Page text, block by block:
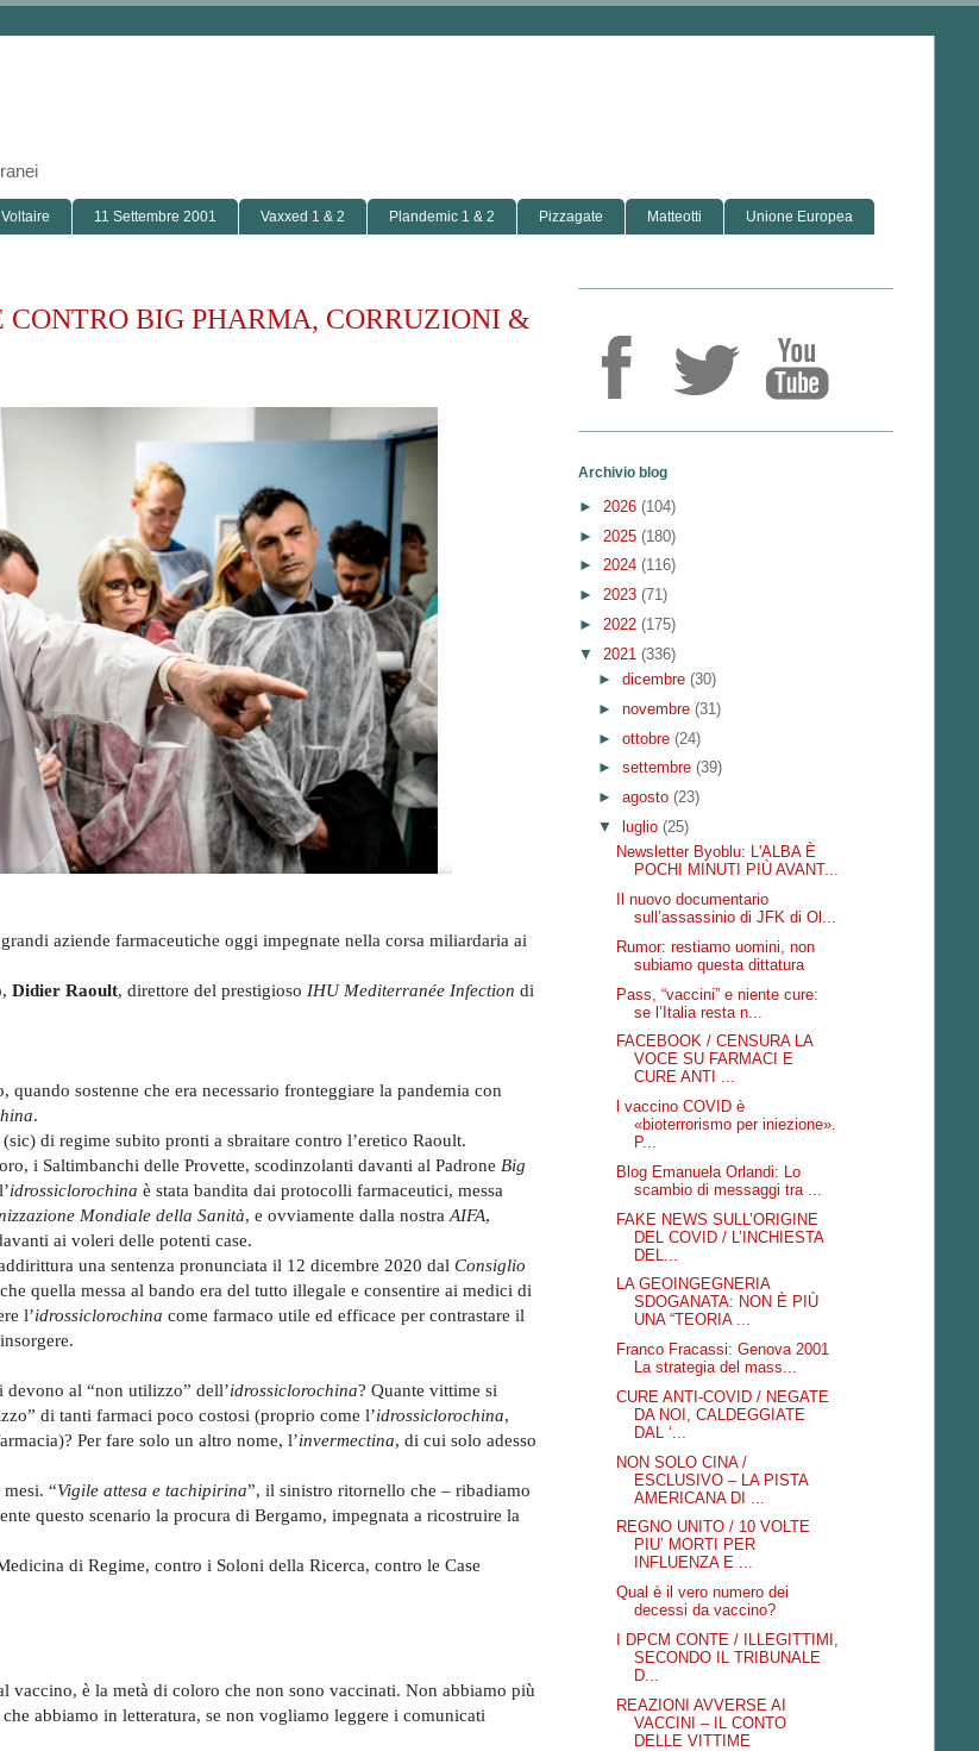
11 Settembre 2001 Vaxxed 1 & 2 Plandemic 1 & 2 Pizzagate Matteotti Unione Europea
CONTRO BIG PHARMA, CORRUZIONI &
aziende farmaceutiche oggi impegnate nella corsa miliardaria ai
Didier Raoult, direttore del prestigioso IHU Mediterranée Infection di
sostenne che era necessario fronteggiare la pandemia con
.
di regime subito pronti a sbraitare contro l’eretico Raoult.
i Saltimbanchi delle Provette, scodinzolanti davanti al Padrone Big
idrossiclorochina è stata bandita dai protocolli farmaceutici, messa
Mondiale della Sanità, e ovviamente dalla nostra AIFA,
ai voleri delle potenti case.
una sentenza pronunciata il 12 dicembre 2020 dal Consiglio
quella messa al bando era del tutto illegale e consentire ai medici di
l’idrossiclorochina come farmaco utile ed efficace per contrastare il
devono al “non utilizzo” dell’idrossiclorochina? Quante vittime si
di tanti farmaci poco costosi (proprio come l’idrossiclorochina,
Per fare solo un altro nome, l’invermectina, di cui solo adesso
“Vigile attesa e tachipirina”, il sinistro ritornello che – ribadiamo
questo scenario la procura di Bergamo, impegnata a ricostruire la
di Regime, contro i Soloni della Ricerca, contro le Case
vaccino, è la metà di coloro che non sono vaccinati. Non abbiamo più
abbiamo in letteratura, se non vogliamo leggere i comunicati
Archivio blog
► 2026 (104)
► 2025 (180)
► 2024 (116)
► 2023 (71)
► 2022 (175)
▼ 2021 (336)
► dicembre (30)
► novembre (31)
► ottobre (24)
► settembre (39)
► agosto (23)
▼
luglio (25)
Newsletter Byoblu: L'ALBA È
POCHI MINUTI PIÙ AVANT...
Il nuovo documentario
sull’assassinio di JFK di Ol...
Rumor: restiamo uomini, non
subiamo questa dittatura
Pass, “vaccini” e niente cure:
se l’Italia resta n...
FACEBOOK / CENSURA LA
VOCE SU FARMACI E
CURE ANTI ...
l vaccino COVID è
«bioterrorismo per iniezione».
P...
Blog Emanuela Orlandi: Lo
scambio di messaggi tra ...
FAKE NEWS SULL’ORIGINE
DEL COVID / L’INCHIESTA
DEL...
LA GEOINGEGNERIA
SDOGANATA: NON È PIÙ
UNA “TEORIA ...
Franco Fracassi: Genova 2001
La strategia del mass...
CURE ANTI-COVID / NEGATE
DA NOI, CALDEGGIATE
DAL ‘...
NON SOLO CINA /
ESCLUSIVO – LA PISTA
AMERICANA DI ...
REGNO UNITO / 10 VOLTE
PIU’ MORTI PER
INFLUENZA E ...
Qual è il vero numero dei
decessi da vaccino?
I DPCM CONTE / ILLEGITTIMI,
SECONDO IL TRIBUNALE
D...
REAZIONI AVVERSE AI
VACCINI – IL CONTO
DELLE VITTIME